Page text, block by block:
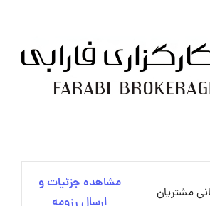
مشتریان
مشاهده جزئیات و